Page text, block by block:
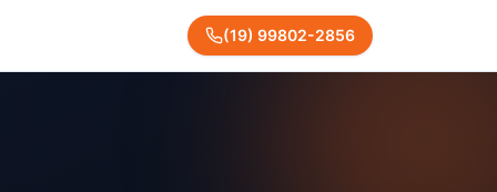
(19) 99802-2856